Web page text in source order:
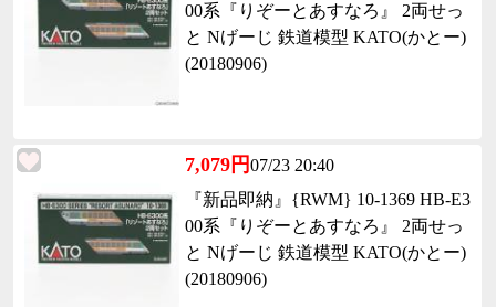
00系『りぞーとあすなろ』 2両せっ
と Nげーじ 鉄道模型 KATO(かとー)
(20180906)
7,079円07/23 20:40
『新品即納』{RWM} 10-1369 HB-E3
00系『りぞーとあすなろ』 2両せっ
と Nげーじ 鉄道模型 KATO(かとー)
(20180906)